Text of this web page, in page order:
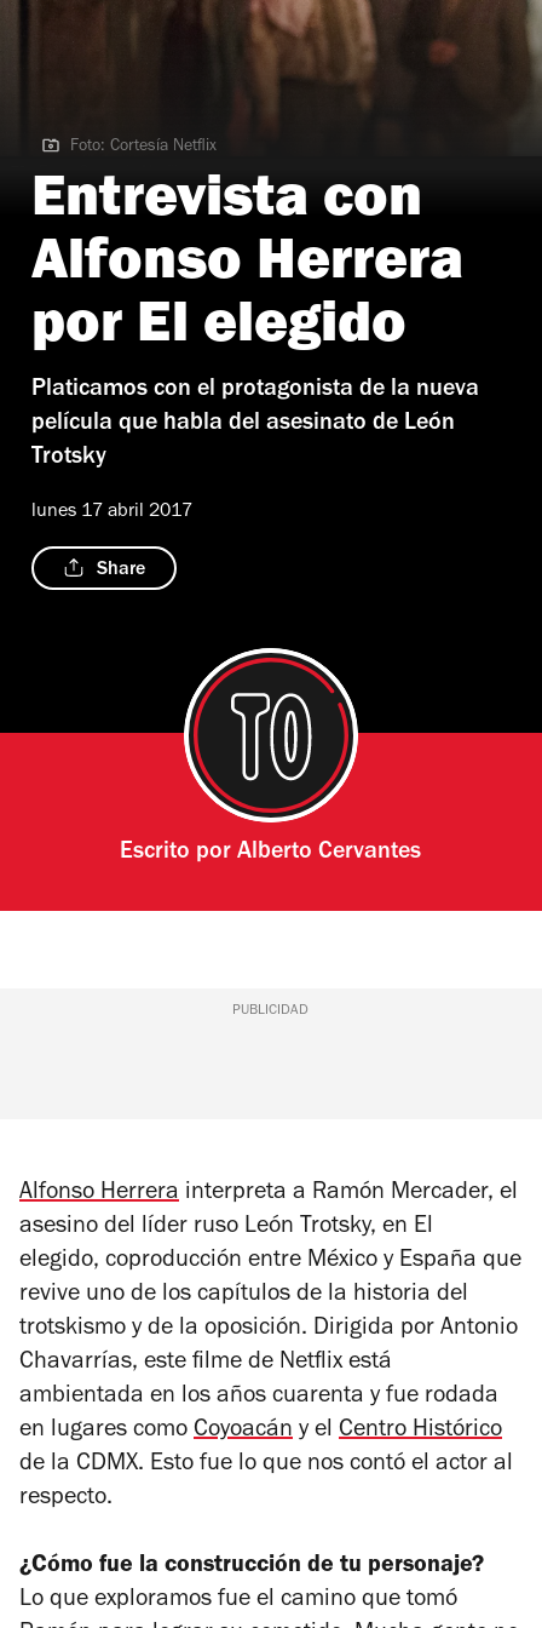
Foto: Cortesía Netflix
Foto: Cortesía Netflix
Entrevista con
Alfonso Herrera
por El elegido
Platicamos con el protagonista de la nueva
película que habla del asesinato de León
Trotsky
lunes 17 abril 2017
Share
Escrito porAlberto Cervantes
PUBLICIDAD
Alfonso Herrera interpreta a Ramón Mercader, el
asesino del líder ruso León Trotsky, en El
elegido, coproducción entre México y España que
revive uno de los capítulos de la historia del
trotskismo y de la oposición. Dirigida por Antonio
Chavarrías, este filme de Netflix está
ambientada en los años cuarenta y fue rodada
en lugares como Coyoacán y el Centro Histórico
de la CDMX. Esto fue lo que nos contó el actor al
respecto.
¿Cómo fue la construcción de tu personaje?
Lo que exploramos fue el camino que tomó